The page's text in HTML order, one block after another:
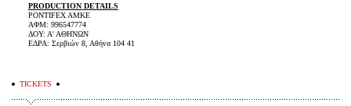
PRODUCTION DETAILS
PONTIFEX AMKE
ΑΦΜ: 996547774
ΔΟΥ: Α' ΑΘΗΝΩΝ
ΕΔΡΑ: Σερβιών 8, Αθήνα 104 41
TICKETS